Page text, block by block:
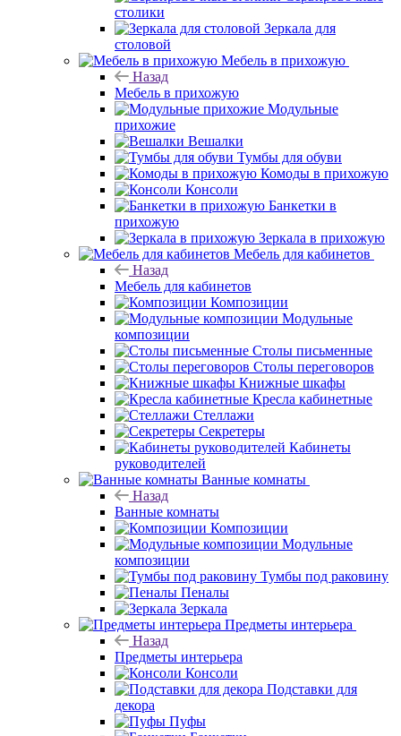
столики
Зеркала для
столовой
Мебель в прихожую
Назад
Мебель в прихожую
Модульные
прихожие
Вешалки
Тумбы для обуви
Комоды в прихожую
Консоли
Банкетки в
прихожую
Зеркала в прихожую
Мебель для кабинетов
Назад
Мебель для кабинетов
Композиции
Модульные
композиции
Столы письменные
Столы переговоров
Книжные шкафы
Кресла кабинетные
Стеллажи
Секретеры
Кабинеты
руководителей
Ванные комнаты
Назад
Ванные комнаты
Композиции
Модульные
композиции
Тумбы под раковину
Пеналы
Зеркала
Предметы интерьера
Назад
Предметы интерьера
Консоли
Подставки для
декора
Пуфы